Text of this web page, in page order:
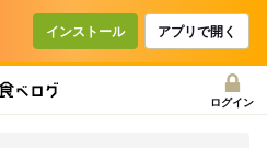
インストール アプリで開く
ログイン